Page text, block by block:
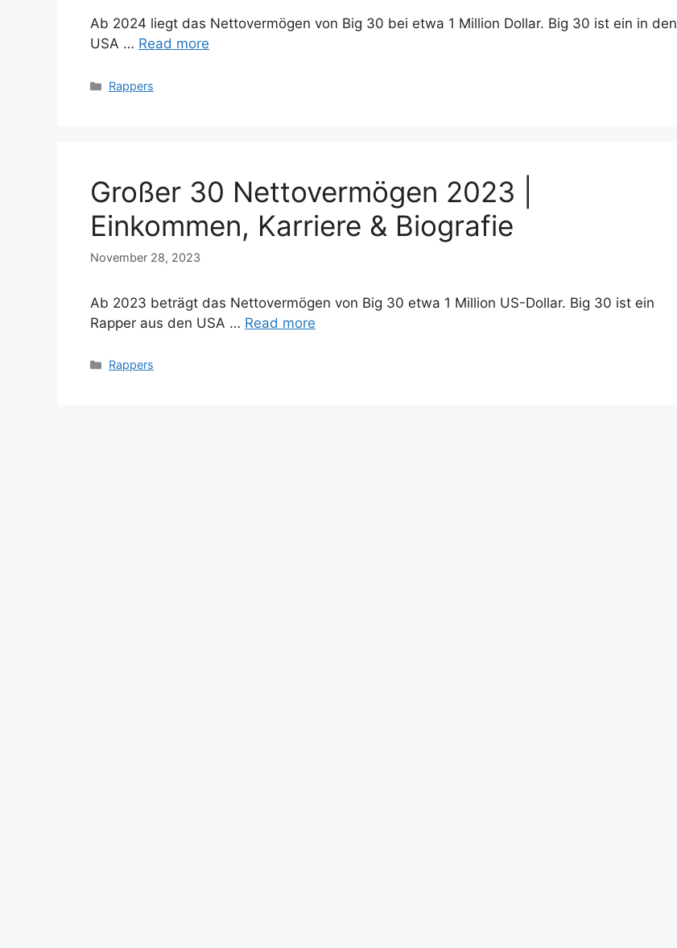
Ab 2024 liegt das Nettovermögen von Big 30 bei etwa 1 Million Dollar. Big 30 ist ein in den
USA … Read more
Categories
Rappers
Großer 30 Nettovermögen 2023 |
Einkommen, Karriere & Biografie
November 28, 2023
Ab 2023 beträgt das Nettovermögen von Big 30 etwa 1 Million US-Dollar. Big 30 ist ein
Rapper aus den USA … Read more
Categories
Rappers